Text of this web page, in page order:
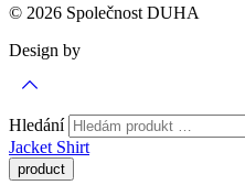
© 2026 Společnost DUHA
Design by
Hledání
Jacket Shirt